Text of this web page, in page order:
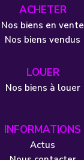
ACHETER
Nos biens en vente
Nos biens vendus
LOUER
Nos biens à louer
INFORMATIONS
Actus